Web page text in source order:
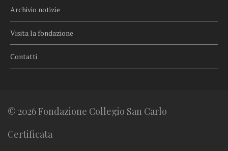
Archivio notizie
Visita la fondazione
Contatti
© 2026 Fondazione Collegio San Carlo
Certificata